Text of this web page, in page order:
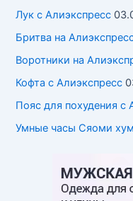
Лук с Алиэкспресс
Бритва на
Воротники на
Кофта с Алиэкспресс
Пояс для похудения с
Умные часы Cяоми